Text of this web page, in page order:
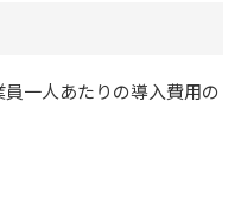
一人あたりの導入費用の